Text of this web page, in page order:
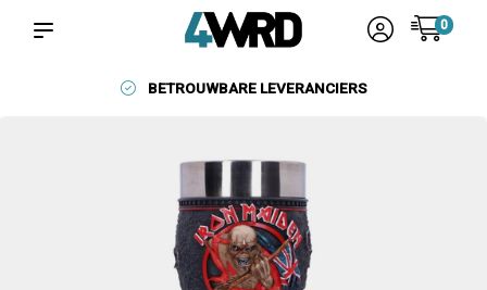
0
BETROUWBARE LEVERANCIERS